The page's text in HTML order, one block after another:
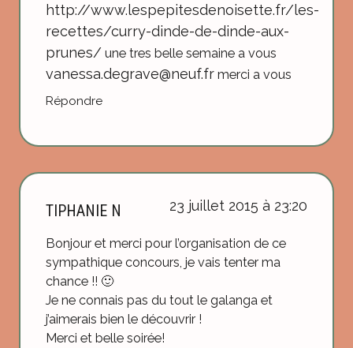
http://www.lespepitesdenoisette.fr/les-
recettes/curry-dinde-de-dinde-aux-
prunes/ une tres belle semaine a vous
vanessa.degrave@neuf.fr merci a vous
Répondre
TIPHANIE N 23 juillet 2015 à 23:20
Bonjour et merci pour l’organisation de ce
sympathique concours, je vais tenter ma
chance !! 🙂
Je ne connais pas du tout le galanga et
j’aimerais bien le découvrir !
Merci et belle soirée!